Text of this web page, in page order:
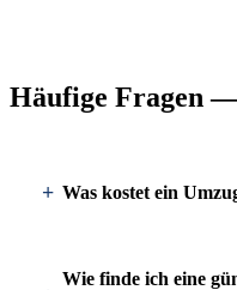
Häufige Fragen
Was kostet ein
Wie finde ich eine